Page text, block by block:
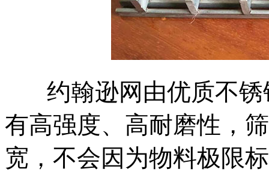
约翰逊网由优质不
有高强度、高耐磨性，
宽，不会因为物料极限